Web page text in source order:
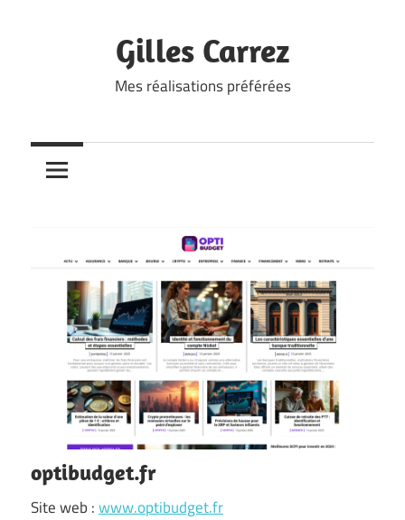
Gilles Carrez
Mes réalisations préférées
optibudget.fr
Site web :www.optibudget.fr